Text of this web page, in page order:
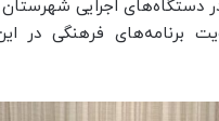
دستگاه‌های اجرایی شهرستان
برنامه‌های فرهنگی در